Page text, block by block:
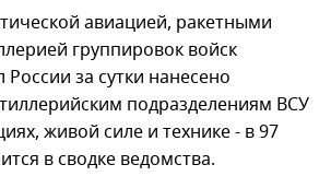
авиацией, ракетными
группировок войск
за сутки нанесено
подразделениям ВСУ
живой силе и технике - в 97
в сводке ведомства.